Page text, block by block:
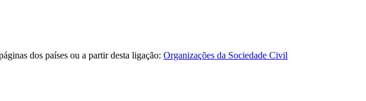
dos países ou a partir desta ligação: Organizações da Sociedade Civil